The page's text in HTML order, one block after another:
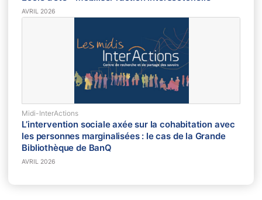
AVRIL 2026
Midi-InterActions
L’intervention sociale axée sur la cohabitation avec
les personnes marginalisées : le cas de la Grande
Bibliothèque de BanQ
AVRIL 2026